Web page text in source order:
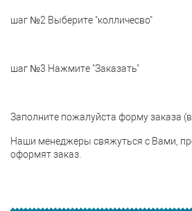
шаг №2 Выберите "колличесво"
шаг №3 Нажмите "Заказать"
Заполните пожалуйста форму заказа
Наши менеджеры свяжуться с Вами,
оформят заказ.